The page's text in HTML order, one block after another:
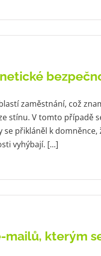
zaměstnání, což
stínu. V tomto případě
přikláněl k
vyhýbají. [...]
kterým